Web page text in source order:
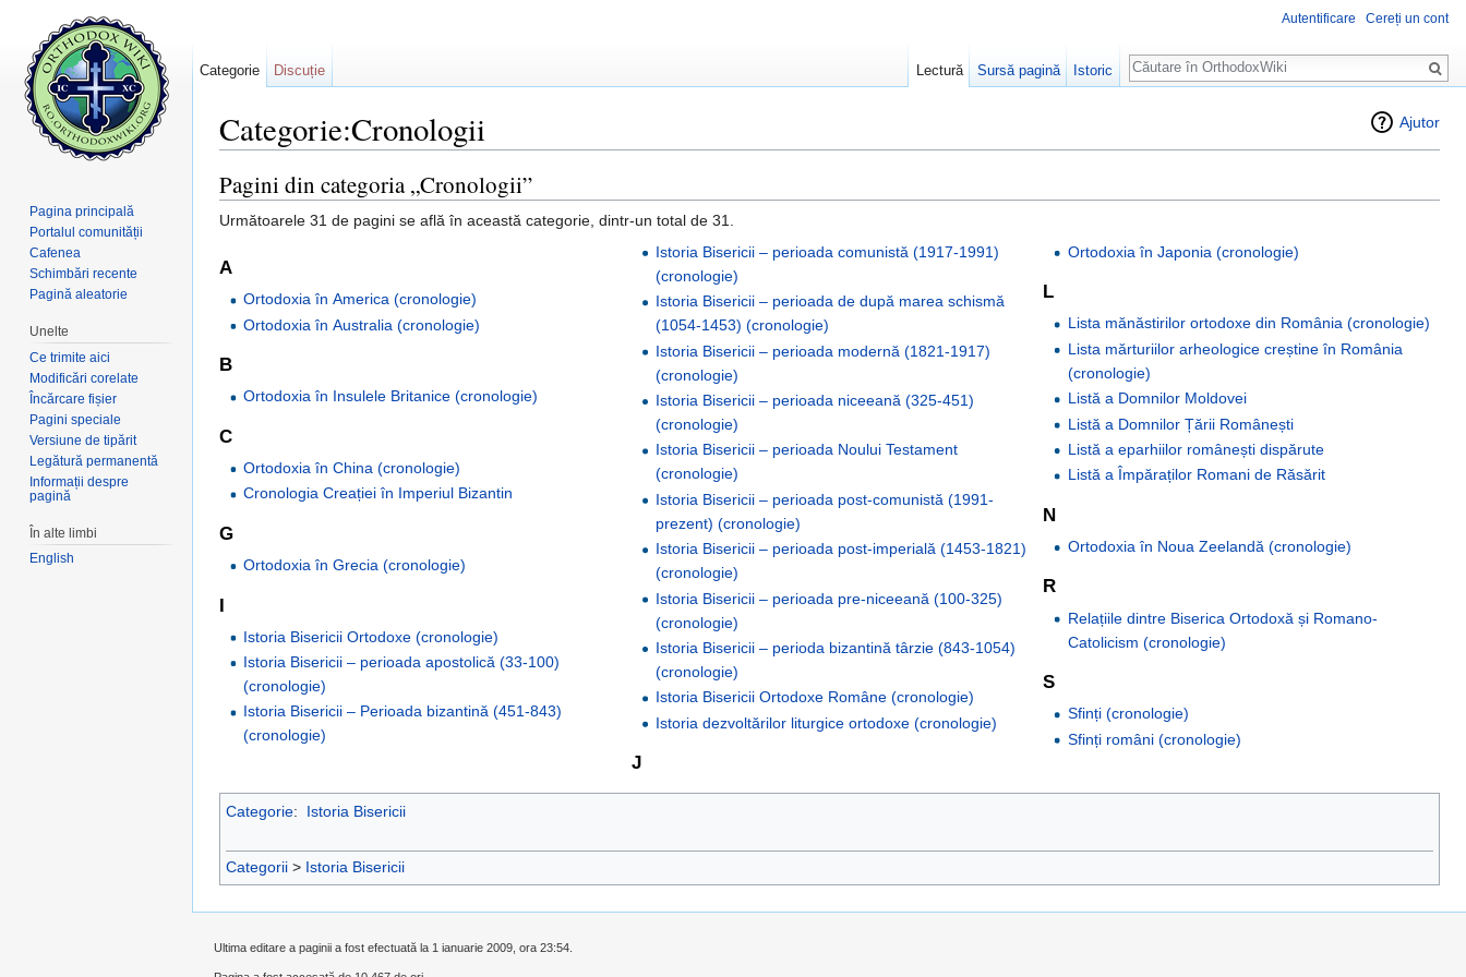
Ajutor
Categorie:Cronologii
Pagini din categoria „Cronologii”
Următoarele 31 de pagini se află în această categorie, dintr-un total de 31.
A
Ortodoxia în America (cronologie)
Ortodoxia în Australia (cronologie)
B
Ortodoxia în Insulele Britanice (cronologie)
C
Ortodoxia în China (cronologie)
Cronologia Creației în Imperiul Bizantin
G
Ortodoxia în Grecia (cronologie)
I
Istoria Bisericii Ortodoxe (cronologie)
Istoria Bisericii – perioada apostolică (33-100)
(cronologie)
Istoria Bisericii – Perioada bizantină (451-843)
(cronologie)
Istoria Bisericii – perioada comunistă (1917-1991)
(cronologie)
Istoria Bisericii – perioada de după marea schismă
(1054-1453) (cronologie)
Istoria Bisericii – perioada modernă (1821-1917)
(cronologie)
Istoria Bisericii – perioada niceeană (325-451)
(cronologie)
Istoria Bisericii – perioada Noului Testament
(cronologie)
Istoria Bisericii – perioada post-comunistă (1991-
prezent) (cronologie)
Istoria Bisericii – perioada post-imperială (1453-1821)
(cronologie)
Istoria Bisericii – perioada pre-niceeană (100-325)
(cronologie)
Istoria Bisericii – perioda bizantină târzie (843-1054)
(cronologie)
Istoria Bisericii Ortodoxe Române (cronologie)
Istoria dezvoltărilor liturgice ortodoxe (cronologie)
J
Ortodoxia în Japonia (cronologie)
L
Lista mănăstirilor ortodoxe din România (cronologie)
Lista mărturiilor arheologice creștine în România
(cronologie)
Listă a Domnilor Moldovei
Listă a Domnilor Țării Românești
Listă a eparhiilor românești dispărute
Listă a Împăraților Romani de Răsărit
N
Ortodoxia în Noua Zeelandă (cronologie)
R
Relațiile dintre Biserica Ortodoxă și Romano-
Catolicism (cronologie)
S
Sfinți (cronologie)
Sfinți români (cronologie)
Categorie: Istoria Bisericii
Categorii > Istoria Bisericii
Autentificare Cereți un cont
Categorie Discuție Lectură Sursă pagină Istoric
Căutare
Pagina principală
Portalul comunității
Cafenea
Schimbări recente
Pagină aleatorie
Unelte
Ce trimite aici
Modificări corelate
Încărcare fișier
Pagini speciale
Versiune de tipărit
Legătură permanentă
Informații despre
pagină
În alte limbi
English
Ultima editare a paginii a fost efectuată la 1 ianuarie 2009, ora 23:54.